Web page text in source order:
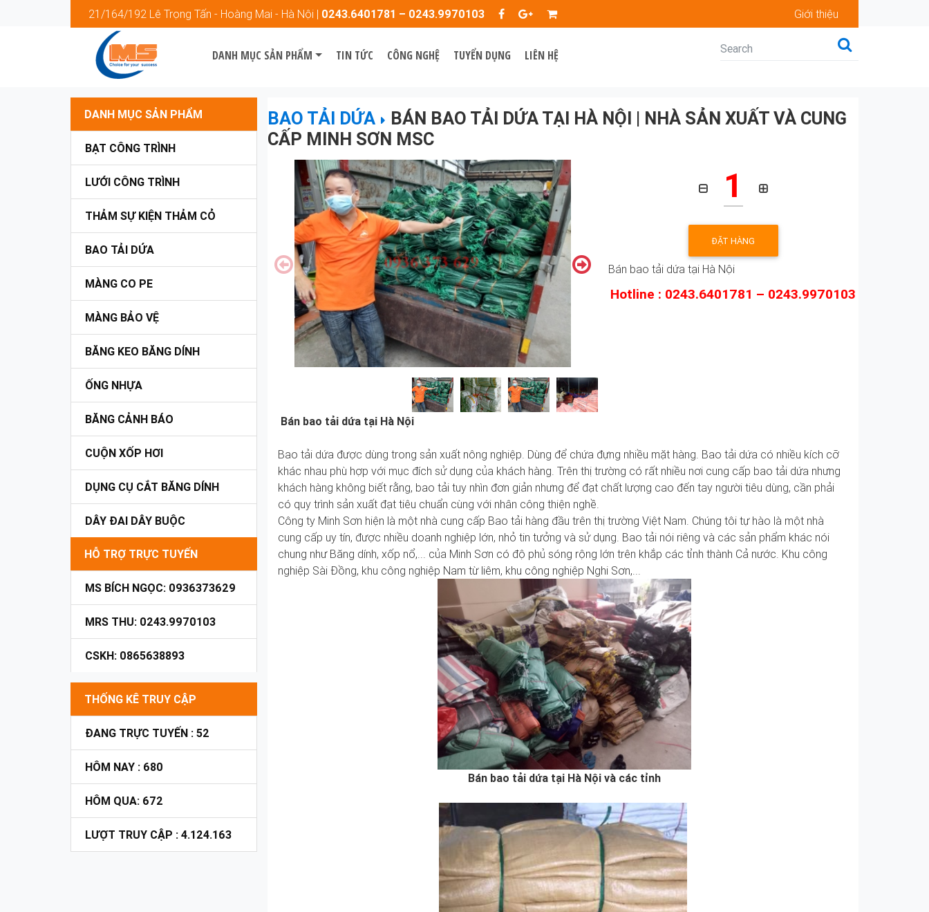
21/164/192 Lê Trọng Tấn - Hoàng Mai - Hà Nội | 0243.6401781 – 0243.9970103 Giới thiệu
DANH MỤC SẢN PHẨM TIN TỨC CÔNG NGHỆ TUYỂN DỤNG LIÊN HỆ
DANH MỤC SẢN PHẨM
BẠT CÔNG TRÌNH
LƯỚI CÔNG TRÌNH
THẢM SỰ KIỆN THẢM CỎ
BAO TẢI DỨA
MÀNG CO PE
MÀNG BẢO VỆ
BĂNG KEO BĂNG DÍNH
ỐNG NHỰA
BĂNG CẢNH BÁO
CUỘN XỐP HƠI
DỤNG CỤ CẮT BĂNG DÍNH
DÂY ĐAI DÂY BUỘC
HỖ TRỢ TRỰC TUYẾN
MS BÍCH NGỌC: 0936373629
MRS THU: 0243.9970103
CSKH: 0865638893
THỐNG KÊ TRUY CẬP
ĐANG TRỰC TUYẾN : 52
HÔM NAY : 680
HÔM QUA: 672
LƯỢT TRUY CẬP : 4.124.163
BAO TẢI DỨA
BÁN BAO TẢI DỨA TẠI HÀ NỘI | NHÀ SẢN XUẤT VÀ CUNG
CẤP MINH SƠN MSC
1
ĐẶT HÀNG
Bán bao tải dứa tại Hà Nội
Hotline : 0243.6401781 – 0243.9970103
Bán bao tải dứa tại Hà Nội
Bao tải dứa được dùng trong sản xuất nông nghiệp. Dùng để chứa đựng nhiều mặt hàng. Bao tải dứa có nhiều kích cỡ
khác nhau phù hợp với mục đích sử dụng của khách hàng. Trên thị trường có rất nhiều nơi cung cấp bao tải dứa nhưng
khách hàng không biết rằng, bao tải tuy nhìn đơn giản nhưng để đạt chất lượng cao đến tay người tiêu dùng, cần phải
có quy trình sản xuất đạt tiêu chuẩn cùng với nhân công thiện nghề.
Công ty Minh Sơn hiện là một nhà cung cấp Bao tải hàng đầu trên thị trường Việt Nam. Chúng tôi tự hào là một nhà
cung cấp uy tín, được nhiều doanh nghiệp lớn, nhỏ tin tưởng và sử dụng. Bao tải nói riêng và các sản phẩm khác nói
chung như Băng dính, xốp nổ,... của Minh Sơn có độ phủ sóng rộng lớn trên khắp các tỉnh thành Cả nước. Khu công
nghiệp Sài Đồng, khu công nghiệp Nam từ liêm, khu công nghiệp Nghi Sơn,...
Bán bao tải dứa tại Hà Nội và các tỉnh